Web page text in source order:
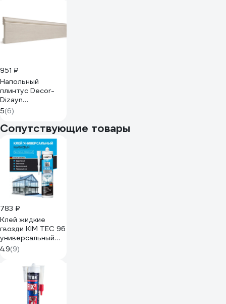
005-74
951 ₽
Напольный
плинтус Decor-
Dizayn
ударопрочный,
влагостойкий,
ваниль,
79х13х2400 мм
005-77
5(6)
Сопутствующие товары
783 ₽
Клей жидкие
гвозди KIM TEC 96
универсальный
прозрачный шов
280 мл 03-01-96
4.9(9)